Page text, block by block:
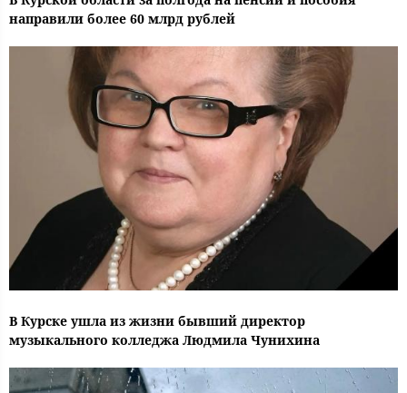
направили более 60 млрд рублей
В Курске ушла из жизни бывший директор
музыкального колледжа Людмила Чунихина